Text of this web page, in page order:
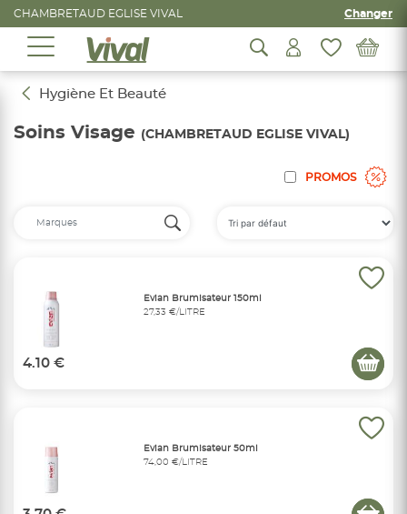
CHAMBRETAUD EGLISE VIVAL Changer
Hygiène Et Beauté
Soins Visage (CHAMBRETAUD EGLISE VIVAL)
PROMOS
Evian Brumisateur 150ml
27,33 €/LITRE
4.10 €
Evian Brumisateur 50ml
74,00 €/LITRE